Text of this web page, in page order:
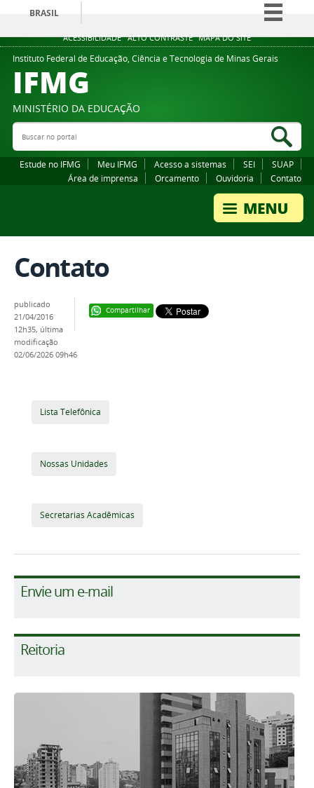
ACESSIBILIDADE ALTO CONTRASTE MAPA DO SITE
BRASIL
Simplifique!
Comunica BR
Legislação
Instituto Federal de Educação, Ciência e Tecnologia de Minas Gerais
IFMG
MINISTÉRIO DA EDUCAÇÃO
Buscar no portal
Estude no IFMG Meu IFMG Acesso a sistemas SEI
SUAP
Área de imprensa
Orcamento Ouvidoria Contato
Contato
Compartilhar
publicado
21/04/2016
12h35, última
modificação
02/06/2026 09h46
Lista Telefônica
Nossas Unidades
Secretarias Acadêmicas
Envie um e-mail
Reitoria